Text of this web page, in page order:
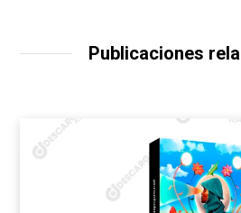
Publicaciones